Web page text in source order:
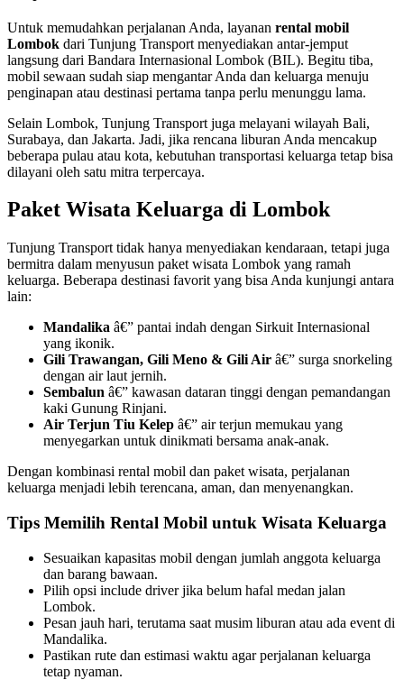
Untuk memudahkan perjalanan Anda, layanan rental mobil
Lombok dari Tunjung Transport menyediakan antar-jemput
langsung dari Bandara Internasional Lombok (BIL). Begitu tiba,
mobil sewaan sudah siap mengantar Anda dan keluarga menuju
penginapan atau destinasi pertama tanpa perlu menunggu lama.
Selain Lombok, Tunjung Transport juga melayani wilayah Bali,
Surabaya, dan Jakarta. Jadi, jika rencana liburan Anda mencakup
beberapa pulau atau kota, kebutuhan transportasi keluarga tetap bisa
dilayani oleh satu mitra terpercaya.
Paket Wisata Keluarga di Lombok
Tunjung Transport tidak hanya menyediakan kendaraan, tetapi juga
bermitra dalam menyusun paket wisata Lombok yang ramah
keluarga. Beberapa destinasi favorit yang bisa Anda kunjungi antara
lain:
Mandalika â€” pantai indah dengan Sirkuit Internasional
yang ikonik.
Gili Trawangan, Gili Meno & Gili Air â€” surga snorkeling
dengan air laut jernih.
Sembalun â€” kawasan dataran tinggi dengan pemandangan
kaki Gunung Rinjani.
Air Terjun Tiu Kelep â€” air terjun memukau yang
menyegarkan untuk dinikmati bersama anak-anak.
Dengan kombinasi rental mobil dan paket wisata, perjalanan
keluarga menjadi lebih terencana, aman, dan menyenangkan.
Tips Memilih Rental Mobil untuk Wisata Keluarga
Sesuaikan kapasitas mobil dengan jumlah anggota keluarga
dan barang bawaan.
Pilih opsi include driver jika belum hafal medan jalan
Lombok.
Pesan jauh hari, terutama saat musim liburan atau ada event di
Mandalika.
Pastikan rute dan estimasi waktu agar perjalanan keluarga
tetap nyaman.